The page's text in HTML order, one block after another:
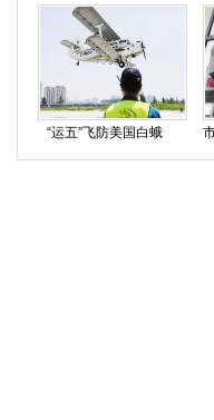
“运五”飞防美国白蛾